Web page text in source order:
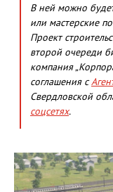
В ней можно
или мастерские
Проект
второй очереди
компания
соглашения с
Свердловской
соцсетях.